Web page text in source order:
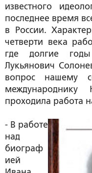
известного
последнее время
в России.
четверти века
где долгие
Лукьянович
вопрос нашему
проходила работа
- В работе
над
биограф
ией